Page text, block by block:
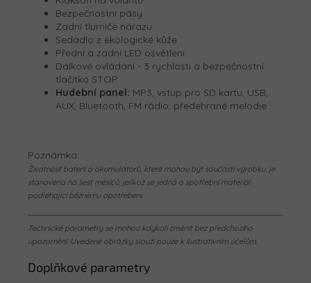
Bezpečnostní pásy
Zadní tlumiče nárazu
Sedadlo z ekologické kůže
Přední a zadní LED osvětlení
Dálkové ovládání - 3 rychlosti a bezpečnostní
tlačítko STOP
Hudební panel: MP3, vstup pro SD kartu, USB,
AUX, Bluetooth, FM rádio, předehrané melodie
Poznámka:
Životnost baterií a akumulátorů, které mohou být součástí výrobku, je
stanovena na šest měsíců, jelikož se jedná o spotřební materiál
podléhající běžnému opotřebení.
Technické parametry se mohou kdykoli změnit bez předchozího
upozornění. Uvedené obrázky slouží pouze k ilustrativním účelům.
Doplňkové parametry